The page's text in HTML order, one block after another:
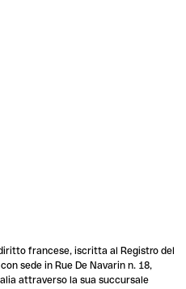
francese, iscritta al Registro del
sede in Rue De Navarin n. 18,
attraverso la sua succursale